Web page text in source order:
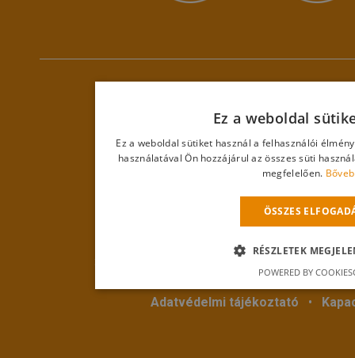
Hevestherm Kft.
3360 Heves, Egri út 18. • Telefon:
Adatvédelmi tájékoztató •
Ez a weboldal
Ez a weboldal sütiket használ a felhasználói
használatával Ön hozzájárul az összes süti
megfelelően.
ÖSSZES
RÉSZLETEK
POWERED BY